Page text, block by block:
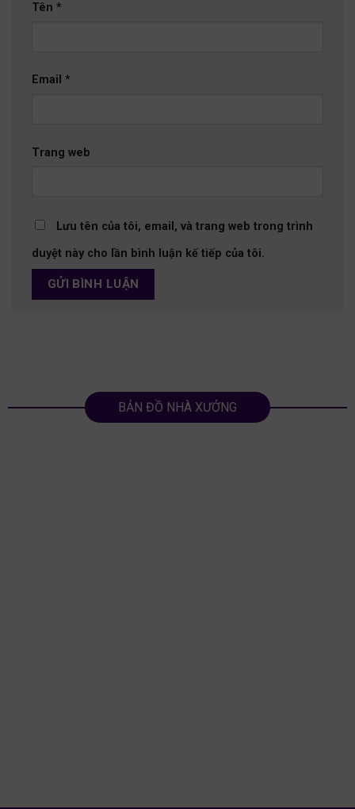
Tên *
Email *
Trang web
Lưu tên của tôi, email, và trang web trong trình
duyệt này cho lần bình luận kế tiếp của tôi.
BẢN ĐỒ NHÀ XƯỞNG